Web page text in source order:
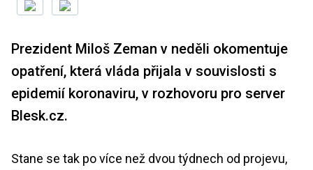
Prezident Miloš Zeman v neděli okomentuje
opatření, která vláda přijala v souvislosti s
epidemií koronaviru, v rozhovoru pro server
Blesk.cz.
Stane se tak po více než dvou týdnech od projevu,